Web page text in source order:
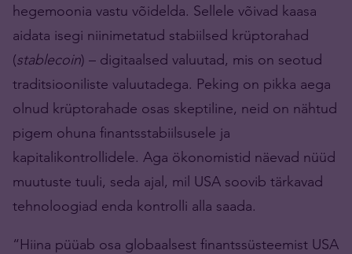
hegemoonia vastu võidelda. Sellele võivad kaasa
aidata isegi niinimetatud stabiilsed krüptorahad
(stablecoin) – digitaalsed valuutad, mis on seotud
traditsiooniliste valuutadega. Peking on pikka aega
olnud krüptorahade osas skeptiline, neid on nähtud
pigem ohuna finantsstabiilsusele ja
kapitalikontrollidele. Aga ökonomistid näevad nüüd
muutuste tuuli, seda ajal, mil USA soovib tärkavad
tehnoloogiad enda kontrolli alla saada.
“Hiina püüab osa globaalsest finantssüsteemist USA